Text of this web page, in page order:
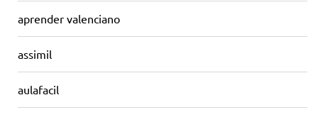
aprender valenciano
assimil
aulafacil